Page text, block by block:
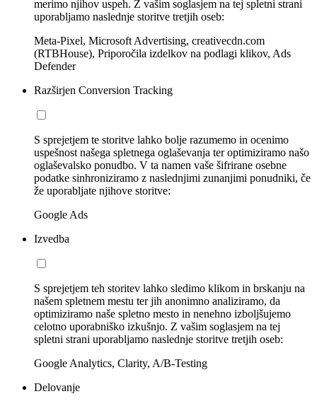
merimo njihov uspeh. Z vašim soglasjem na tej spletni strani
uporabljamo naslednje storitve tretjih oseb:
Meta-Pixel, Microsoft Advertising, creativecdn.com
(RTBHouse), Priporočila izdelkov na podlagi klikov, Ads
Defender
Razširjen Conversion Tracking
S sprejetjem te storitve lahko bolje razumemo in ocenimo
uspešnost našega spletnega oglaševanja ter optimiziramo našo
oglaševalsko ponudbo. V ta namen vaše šifrirane osebne
podatke sinhroniziramo z naslednjimi zunanjimi ponudniki, če
že uporabljate njihove storitve:
Google Ads
Izvedba
S sprejetjem teh storitev lahko sledimo klikom in brskanju na
našem spletnem mestu ter jih anonimno analiziramo, da
optimiziramo naše spletno mesto in nenehno izboljšujemo
celotno uporabniško izkušnjo. Z vašim soglasjem na tej
spletni strani uporabljamo naslednje storitve tretjih oseb:
Google Analytics, Clarity, A/B-Testing
Delovanje